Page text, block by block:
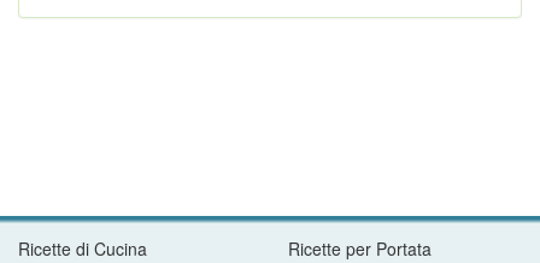
Ricette di Cucina
Ricette per Portata